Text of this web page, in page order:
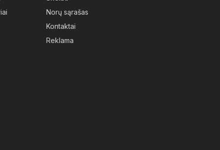
Norų sąrašas
Kontaktai
Reklama